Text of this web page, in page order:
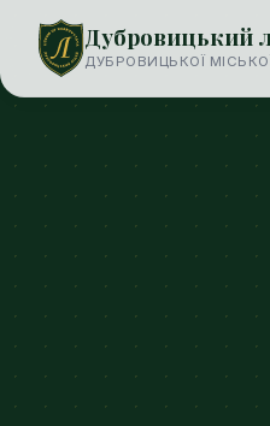
Дубровицький
ДУБРОВИЦЬКОЇ